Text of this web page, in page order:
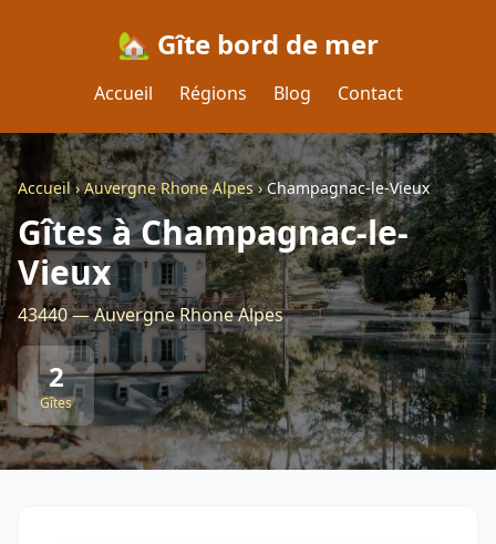
🏡 Gîte bord de mer
Accueil Régions Blog Contact
Accueil›Auvergne Rhone Alpes›Champagnac-le-Vieux
Gîtes à Champagnac-le-
Vieux
43440 — Auvergne Rhone Alpes
2
Gîtes